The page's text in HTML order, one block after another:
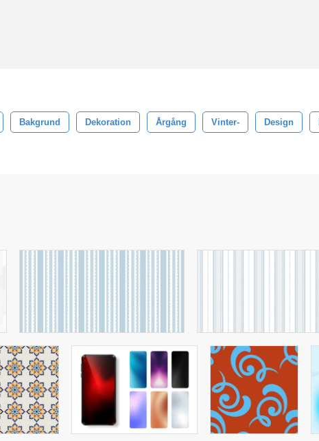
Bakgrund Dekoration Årgång Vinter- Design